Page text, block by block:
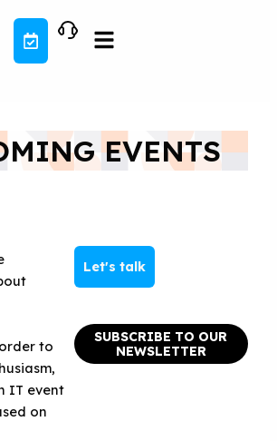
EVENTS
to
IT event
on
Let's talk
SUBSCRIBE TO OUR
NEWSLETTER